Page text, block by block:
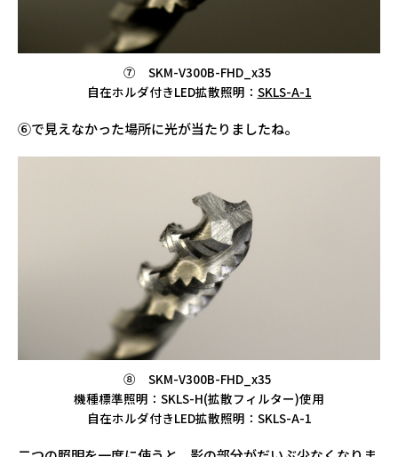
⑦ SKM-V300B-FHD_x35
自在ホルダ付きLED拡散照明： SKLS-A-1
⑥で見えなかった場所に光が当たりましたね。
⑧ SKM-V300B-FHD_x35
機種標準照明：SKLS-H(拡散フィルター)使用
自在ホルダ付きLED拡散照明：SKLS-A-1